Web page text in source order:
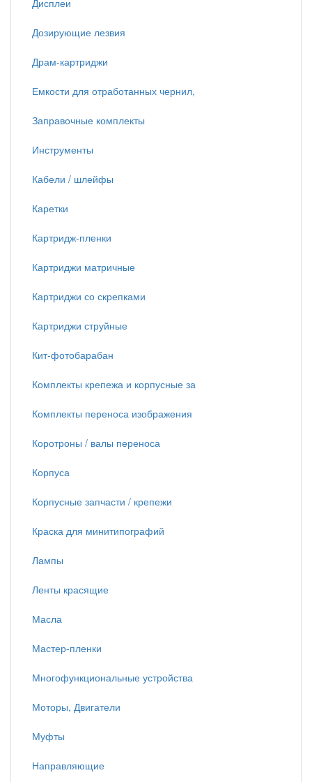
Дисплеи
Дозирующие лезвия
Драм-картриджи
Емкости для отработанных чернил,
Заправочные комплекты
Инструменты
Кабели / шлейфы
Каретки
Картридж-пленки
Картриджи матричные
Картриджи со скрепками
Картриджи струйные
Кит-фотобарабан
Комплекты крепежа и корпусные за
Комплекты переноса изображения
Коротроны / валы переноса
Корпуса
Корпусные запчасти / крепежи
Краска для минитипографий
Лампы
Ленты красящие
Масла
Мастер-пленки
Многофункциональные устройства
Моторы, Двигатели
Муфты
Направляющие